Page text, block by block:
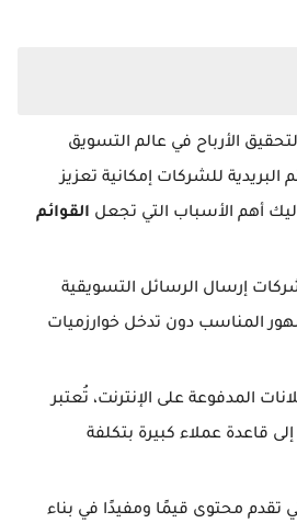
الأرباح في عالم التسويق
للشركات إمكانية تعزيز
أهم الأسباب التي تجعل القوائم
إرسال الرسائل التسويقية
المناسب دون تدخل خوارزميات
المدفوعة على الإنترنت، تُعتبر
قاعدة عملاء كبيرة بتكلفة
تقدم محتوى قيمًا ومفيدًا في بناء